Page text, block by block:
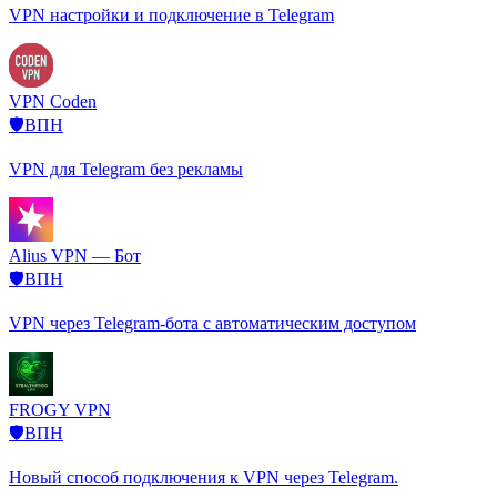
VPN настройки и подключение в Telegram
️VPN Coden
🛡️ВПН
VPN для Telegram без рекламы
Alius VPN — Бот
🛡️ВПН
VPN через Telegram-бота с автоматическим доступом
FROGY VPN
🛡️ВПН
Новый способ подключения к VPN через Telegram.